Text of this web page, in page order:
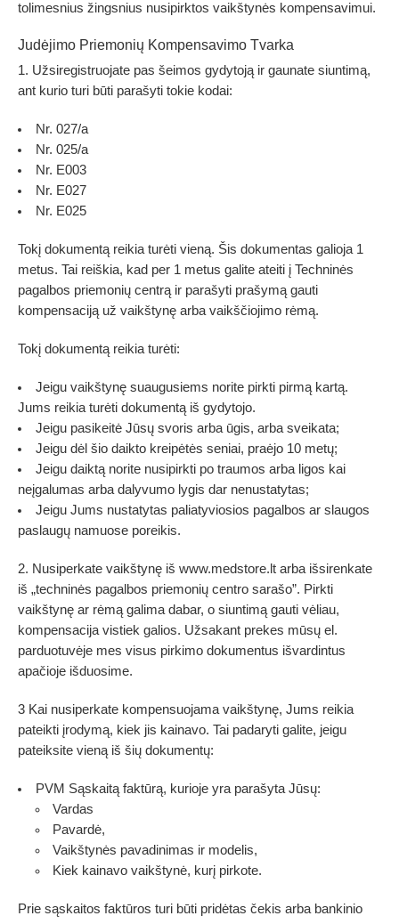
tolimesnius žingsnius nusipirktos vaikštynės kompensavimui.
Judėjimo Priemonių Kompensavimo Tvarka
Užsiregistruojate pas šeimos gydytoją ir gaunate siuntimą,
ant kurio turi būti parašyti tokie kodai:
Nr. 027/a
Nr. 025/a
Nr. E003
Nr. E027
Nr. E025
Tokį dokumentą reikia turėti vieną. Šis dokumentas galioja 1
metus. Tai reiškia, kad per 1 metus galite ateiti į Techninės
pagalbos priemonių centrą ir parašyti prašymą gauti
kompensaciją už vaikštynę arba vaikščiojimo rėmą.
Tokį dokumentą reikia turėti:
Jeigu vaikštynę suaugusiems norite pirkti pirmą kartą.
Jums reikia turėti dokumentą iš gydytojo.
Jeigu pasikeitė Jūsų svoris arba ūgis, arba sveikata;
Jeigu dėl šio daikto kreipėtės seniai, praėjo 10 metų;
Jeigu daiktą norite nusipirkti po traumos arba ligos kai
neįgalumas arba dalyvumo lygis dar nenustatytas;
Jeigu Jums nustatytas paliatyviosios pagalbos ar slaugos
paslaugų namuose poreikis.
2. Nusiperkate vaikštynę iš www.medstore.lt arba išsirenkate
iš „techninės pagalbos priemonių centro sarašo”. Pirkti
vaikštynę ar rėmą galima dabar, o siuntimą gauti vėliau,
kompensacija vistiek galios. Užsakant prekes mūsų el.
parduotuvėje mes visus pirkimo dokumentus išvardintus
apačioje išduosime.
3 Kai nusiperkate kompensuojama vaikštynę, Jums reikia
pateikti įrodymą, kiek jis kainavo. Tai padaryti galite, jeigu
pateiksite vieną iš šių dokumentų:
PVM Sąskaitą faktūrą, kurioje yra parašyta Jūsų:
Vardas
Pavardė,
Vaikštynės pavadinimas ir modelis,
Kiek kainavo vaikštynė, kurį pirkote.
Prie sąskaitos faktūros turi būti pridėtas čekis arba bankinio